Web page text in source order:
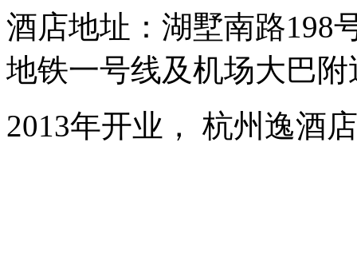
酒店地址：湖墅南路198
地铁一号线及机场大巴附
2013年开业， 杭州逸